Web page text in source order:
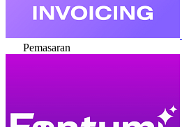
Pemasaran